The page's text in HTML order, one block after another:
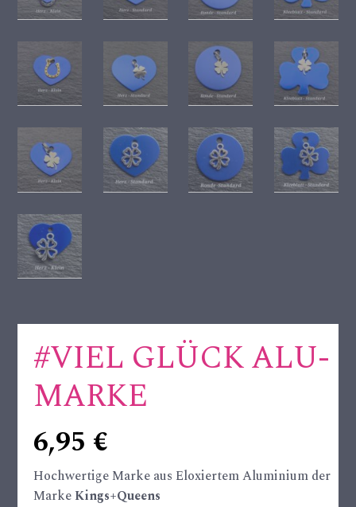
#VIEL GLÜCK ALU-
MARKE
6,95 €
Hochwertige Marke aus Eloxiertem Aluminium der
Marke Kings+Queens